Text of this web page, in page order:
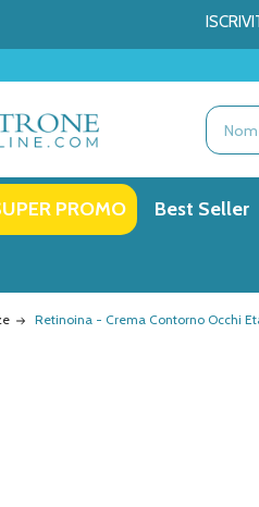
Ricerca
PROMO Best Seller
Retinoina - Crema Contorno Occhi